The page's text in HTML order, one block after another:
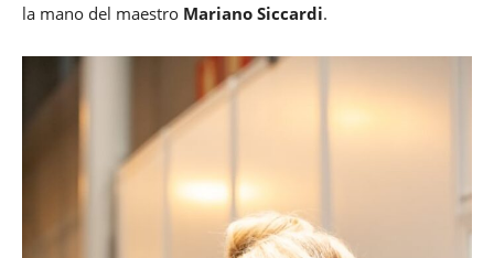
la mano del maestro Mariano Siccardi.